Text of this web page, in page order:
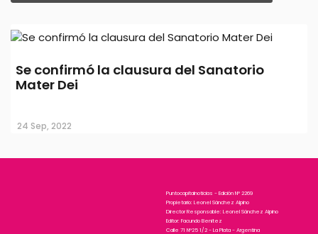
Se confirmó la clausura del Sanatorio
Mater Dei
24 Sep, 2022
Puntocapitalnoticias - Edición N° 2269
Propietario: Leonel Sánchez Alpino
Director Responsable: Leonel Sánchez Alpino
Editor: Facundo Benitez
Calle 71 N°25 1/2 - La Plata - Argentina